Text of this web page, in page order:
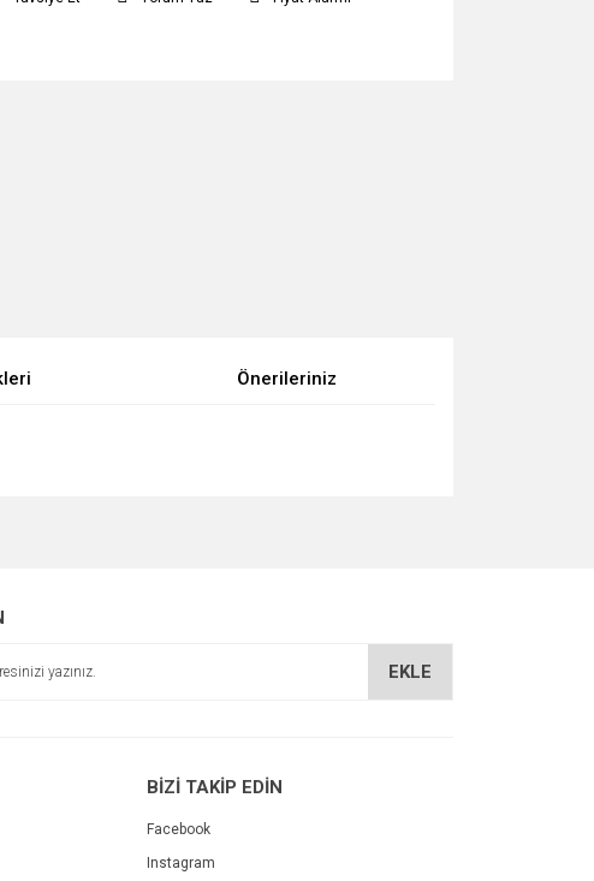
Önerileriniz
EKLE
BİZİ TAKİP EDİN
Facebook
Instagram